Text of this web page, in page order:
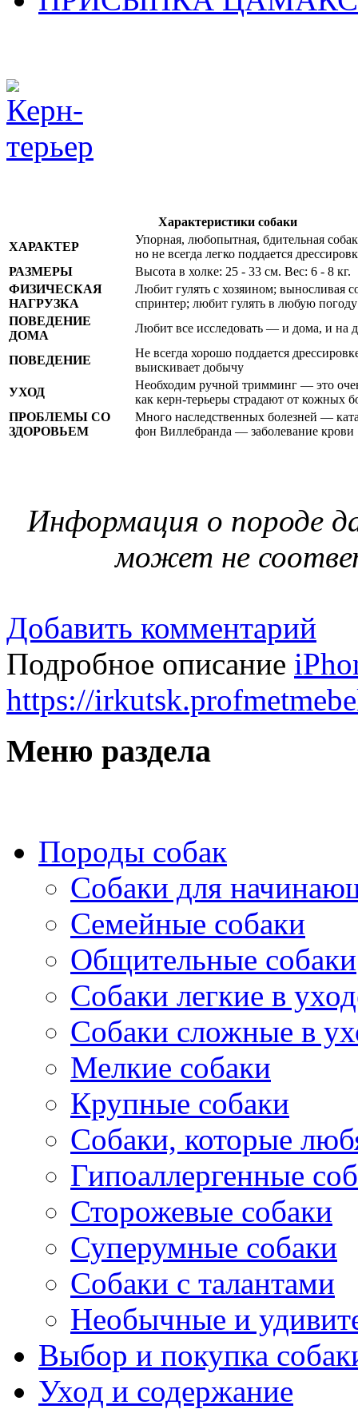
Характеристики собаки
ХАРАКТЕР
Упорная, любопытная, бдительная
но не всегда легко поддается
РАЗМЕРЫ
Высота в холке: 25 - 33 см. Вес: 6 - 8 кг.
ФИЗИЧЕСКАЯ
НАГРУЗКА
Любит гулять с хозяином; выносливая
спринтер; любит гулять в любую погоду
ПОВЕДЕНИЕ
ДОМА
Любит все исследовать — и дома, и на
ПОВЕДЕНИЕ
Не всегда хорошо поддается
выискивает добычу
УХОД
Необходим ручной тримминг — это
как керн-терьеры страдают от кожных
ПРОБЛЕМЫ СО
ЗДОРОВЬЕМ
Много наследственных болезней —
фон Виллебранда — заболевание крови
Информация о породе
может не
Добавить комментарий
Подробное описание
https://
Меню раздела
Породы собак
Собаки для
Семейные собаки
Общительные собаки
Собаки легкие в
Собаки сложные в
Мелкие собаки
Крупные собаки
Собаки, которые
Гипоаллергенные
Сторожевые собаки
Суперумные собаки
Собаки с талантами
Необычные и
Выбор и покупка
Уход и содержание